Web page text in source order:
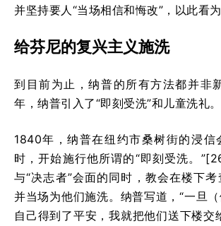
并坚持要人“当场相信和悔改”，以此看
给芬尼的复兴主义施洗
到目前为止，纳普的所有方法都并非
年，纳普引入了“即刻受洗”和儿童洗礼。
1840年，纳普在纽约市桑树街的浸信
时，开始施行他所谓的“即刻受洗。
与“决志者”会面的同时，教会在楼下考
并当场为他们施洗。纳普写道，“一旦
自己得到了平安，我就把他们送下楼交